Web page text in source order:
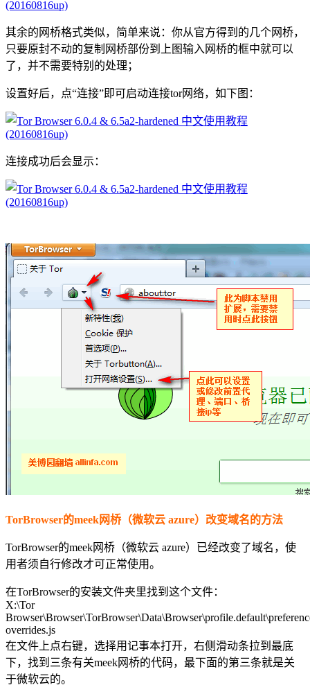
其余的网桥格式类似，简单来说：你从官方得到的几个网桥，
只要原封不动的复制网桥部份到上图输入网桥的框中就可以
了，并不需要特别的处理；
设置好后，点“连接”即可启动连接tor网络，如下图：
连接成功后会显示：
TorBrowser的meek网桥（微软云 azure）改变域名的方法
TorBrowser的meek网桥（微软云 azure）已经改变了域名，使
用者须自行修改才可正常使用。
在TorBrowser的安装文件夹里找到这个文件：
X:\Tor
overrides.js
在文件上点右键，选择用记事本打开，右侧滑动条拉到最底
下，找到三条有关meek网桥的代码，最下面的第三条就是关
于微软云的。